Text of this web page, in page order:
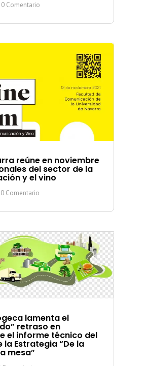
0 Comentario
reúne en noviembre
del sector de la
y el vino
| 0 Comentario
lamenta el
retraso en
el informe técnico del
la Estrategia “De la
mesa”